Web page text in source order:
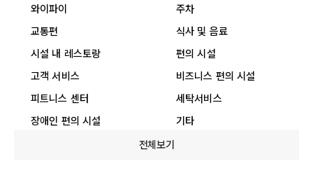
와이파이
주차
교통편
식사 및 음료
시설 내 레스토랑
편의 시설
고객 서비스
비즈니스 편의 시설
피트니스 센터
세탁서비스
장애인 편의 시설
기타
전체보기